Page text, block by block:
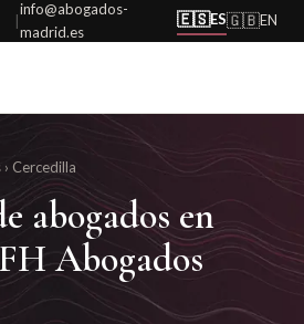
|
info@abogados-
madrid.es
🇪🇸ES🇬🇧EN
› Cercedilla
abogados en
Abogados